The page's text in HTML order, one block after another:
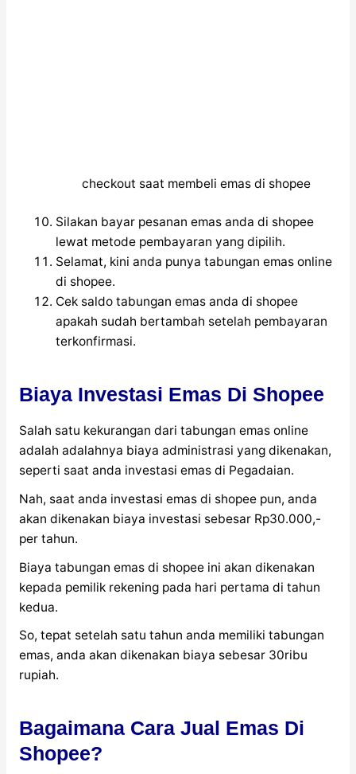
checkout saat membeli emas di shopee
Silakan bayar pesanan emas anda di shopee
lewat metode pembayaran yang dipilih.
Selamat, kini anda punya tabungan emas online
di shopee.
Cek saldo tabungan emas anda di shopee
apakah sudah bertambah setelah pembayaran
terkonfirmasi.
Biaya Investasi Emas Di Shopee
Salah satu kekurangan dari tabungan emas online
adalah adalahnya biaya administrasi yang dikenakan,
seperti saat anda investasi emas di Pegadaian.
Nah, saat anda investasi emas di shopee pun, anda
akan dikenakan biaya investasi sebesar Rp30.000,-
per tahun.
Biaya tabungan emas di shopee ini akan dikenakan
kepada pemilik rekening pada hari pertama di tahun
kedua.
So, tepat setelah satu tahun anda memiliki tabungan
emas, anda akan dikenakan biaya sebesar 30ribu
rupiah.
Bagaimana Cara Jual Emas Di
Shopee?